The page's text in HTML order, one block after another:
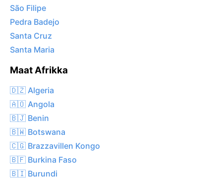
São Filipe
Pedra Badejo
Santa Cruz
Santa Maria
Maat Afrikka
🇩🇿 Algeria
🇦🇴 Angola
🇧🇯 Benin
🇧🇼 Botswana
🇨🇬 Brazzavillen Kongo
🇧🇫 Burkina Faso
🇧🇮 Burundi